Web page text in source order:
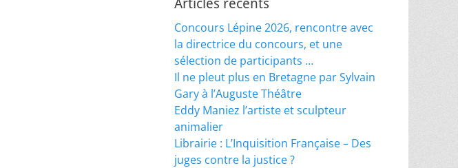
Articles récents
Concours Lépine 2026, rencontre avec
la directrice du concours, et une
sélection de participants …
Il ne pleut plus en Bretagne par Sylvain
Gary à l’Auguste Théâtre
Eddy Maniez l’artiste et sculpteur
animalier
Librairie : L’Inquisition Française – Des
juges contre la justice ?